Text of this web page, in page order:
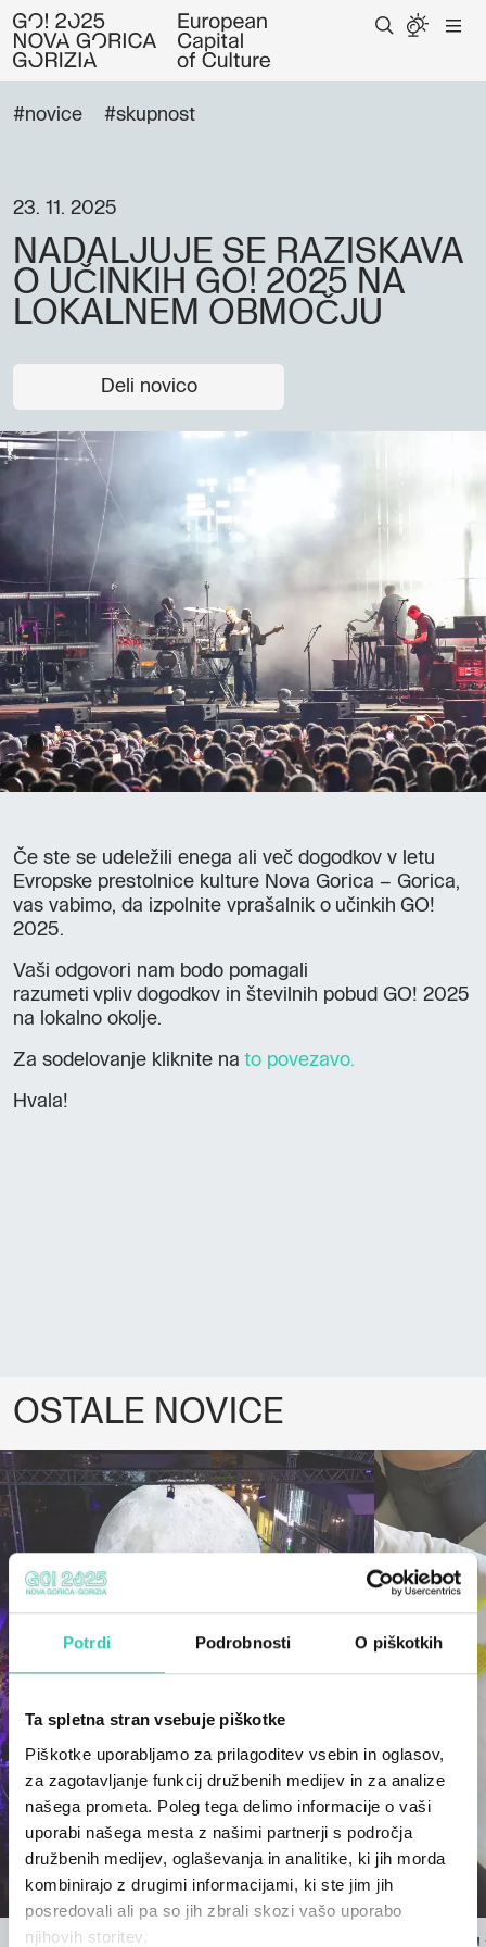
Potrdi Podrobnosti O piškotkih
Ta spletna stran vsebuje piškotke
Piškotke uporabljamo za prilagoditev vsebin in oglasov,
za zagotavljanje funkcij družbenih medijev in za analize
našega prometa. Poleg tega delimo informacije o vaši
uporabi našega mesta z našimi partnerji s področja
družbenih medijev, oglaševanja in analitike, ki jih morda
kombinirajo z drugimi informacijami, ki ste jim jih
posredovali ali pa so jih zbrali skozi vašo uporabo
njihovih storitev.
#novice #skupnost
23. 11. 2025
NADALJUJE SE RAZISKAVA
O UČINKIH GO! 2025 NA
LOKALNEM OBMOČJU
Deli novico
Če ste se udeležili enega ali več dogodkov v letu
Evropske prestolnice kulture Nova Gorica – Gorica,
vas vabimo, da izpolnite vprašalnik o učinkih GO!
2025.
Vaši odgovori nam bodo pomagali
razumeti vpliv dogodkov in številnih pobud GO! 2025
na lokalno okolje.
Za sodelovanje kliknite na to povezavo.
Hvala!
OSTALE NOVICE